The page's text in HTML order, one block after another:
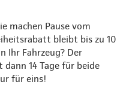
machen Pause vom
bleibt bis zu 10
Ihr Fahrzeug? Der
14 Tage für beide
für eins!